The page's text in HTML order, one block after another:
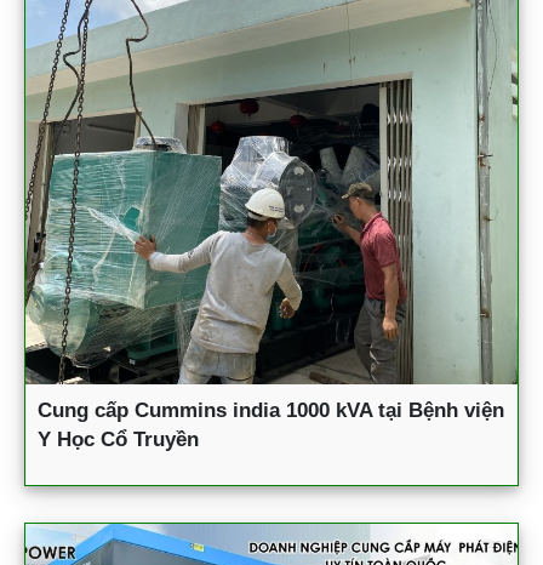
Cung cấp Cummins india 1000 kVA tại Bệnh viện
Y Học Cổ Truyền